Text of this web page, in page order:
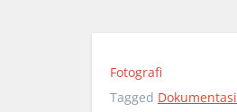
Fotografi
Tagged Dokumentasi